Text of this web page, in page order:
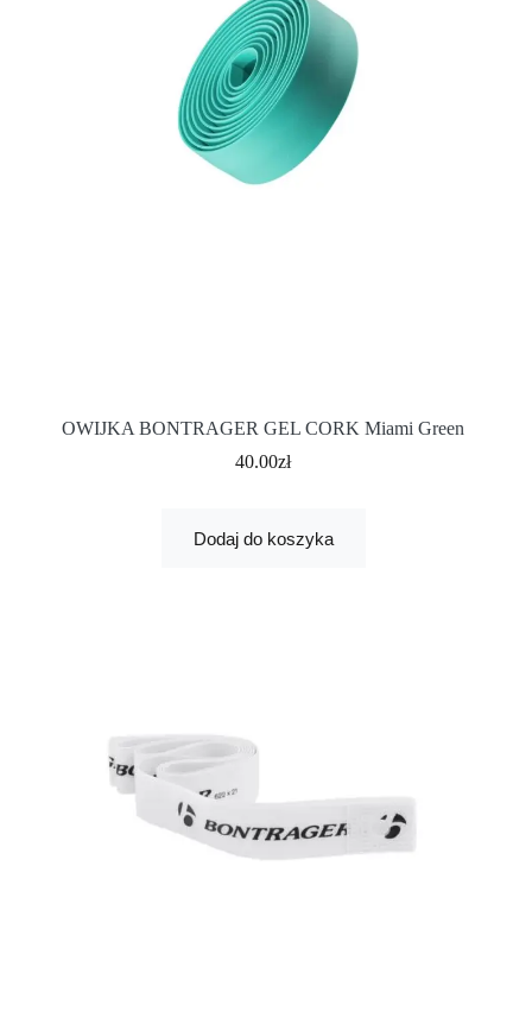
OWIJKA BONTRAGER GEL CORK Miami Green
40.00zł
Dodaj do koszyka